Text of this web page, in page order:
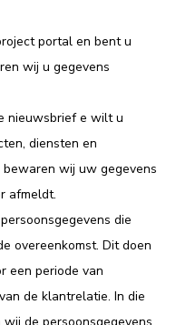
portal en bent u
wij u gegevens
nieuwsbrief e wilt u
diensten en
bewaren wij uw gegevens
afmeldt.
die
overeenkomst. Dit doen
een periode van
de klantrelatie. In die